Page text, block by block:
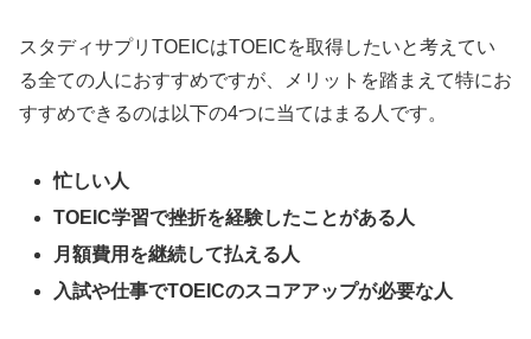
スタディサプリTOEICはTOEICを取得したいと考えてい
る全ての人におすすめですが、メリットを踏まえて特にお
すすめできるのは以下の4つに当てはまる人です。
忙しい人
TOEIC学習で挫折を経験したことがある人
月額費用を継続して払える人
入試や仕事でTOEICのスコアアップが必要な人